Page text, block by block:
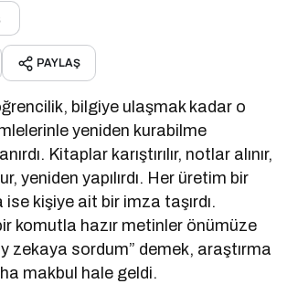
PAYLAŞ
bilgiye ulaşmak kadar o
yeniden kurabilme
Kitaplar karıştırılır, notlar alınır,
yeniden yapılırdı. Her üretim bir
kişiye ait bir imza taşırdı.
komutla hazır metinler önümüze
zekaya sordum” demek, araştırma
makbul hale geldi.